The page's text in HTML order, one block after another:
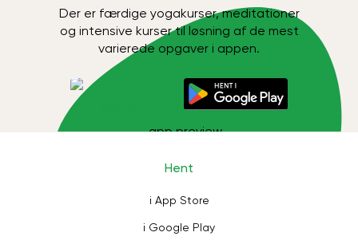
Der er færdige yogakurser, meditationer
og intensive kurser til løsning af de mest
varierede opgaver i appen.
Hent
i App Store
i Google Play